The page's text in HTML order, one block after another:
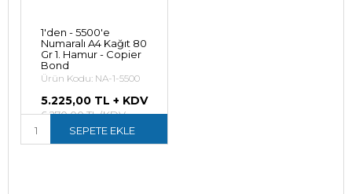
1'den - 5500'e
Numaralı A4 Kağıt 80
Gr 1. Hamur - Copier
Bond
Ürün Kodu: NA-1-5500
5.225,00 TL + KDV
6.270,00 TL (KDV
SEPETE EKLE